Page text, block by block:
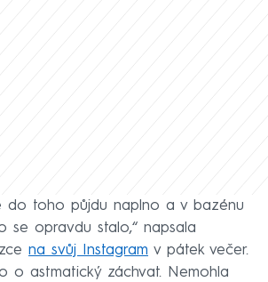
do toho půjdu naplno a v bazénu
se opravdu stalo,“ napsala
na svůj Instagram v pátek večer.
o astmatický záchvat. Nemohla